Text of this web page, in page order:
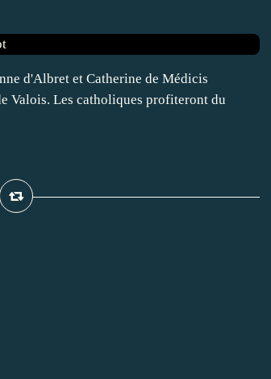
d'Albret et Catherine de Médicis
Valois. Les catholiques profiteront du